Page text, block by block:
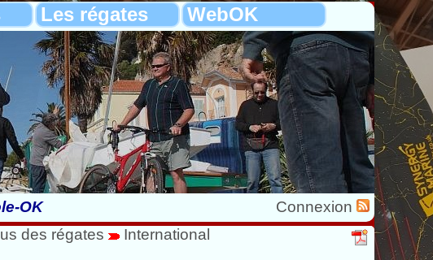
Les régates WebOK
OK
Connexion
des régates International